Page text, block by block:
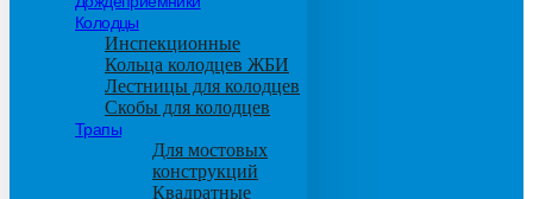
Колодцы
Инспекционные
Кольца колодцев ЖБИ
Лестницы для колодцев
Скобы для колодцев
Трапы
Для мостовых
конструкций
Квадратные